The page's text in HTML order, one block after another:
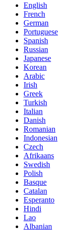
English
French
German
Portuguese
Spanish
Russian
Japanese
Korean
Arabic
Irish
Greek
Turkish
Italian
Danish
Romanian
Indonesian
Czech
Afrikaans
Swedish
Polish
Basque
Catalan
Esperanto
Hindi
Lao
Albanian